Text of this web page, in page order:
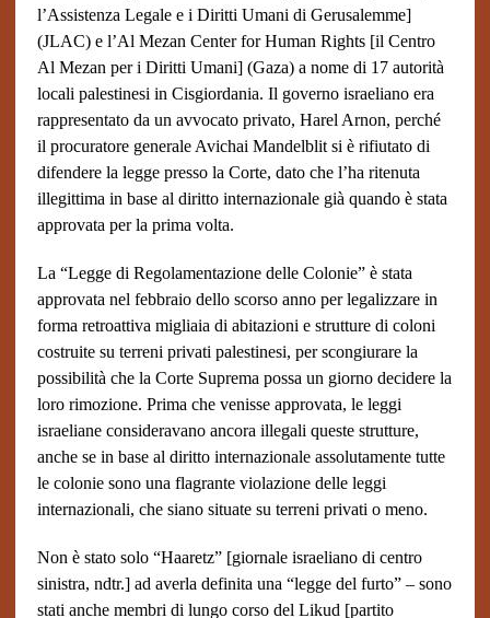
l’Assistenza Legale e i Diritti Umani di Gerusalemme]
(JLAC) e l’Al Mezan Center for Human Rights [il Centro
Al Mezan per i Diritti Umani] (Gaza) a nome di 17 autorità
locali palestinesi in Cisgiordania. Il governo israeliano era
rappresentato da un avvocato privato, Harel Arnon, perché
il procuratore generale Avichai Mandelblit si è rifiutato di
difendere la legge presso la Corte, dato che l’ha ritenuta
illegittima in base al diritto internazionale già quando è stata
approvata per la prima volta.
La “Legge di Regolamentazione delle Colonie” è stata
approvata nel febbraio dello scorso anno per legalizzare in
forma retroattiva migliaia di abitazioni e strutture di coloni
costruite su terreni privati palestinesi, per scongiurare la
possibilità che la Corte Suprema possa un giorno decidere la
loro rimozione. Prima che venisse approvata, le leggi
israeliane consideravano ancora illegali queste strutture,
anche se in base al diritto internazionale assolutamente tutte
le colonie sono una flagrante violazione delle leggi
internazionali, che siano situate su terreni privati o meno.
Non è stato solo “Haaretz” [giornale israeliano di centro
sinistra, ndtr.] ad averla definita una “legge del furto” – sono
stati anche membri di lungo corso del Likud [partito